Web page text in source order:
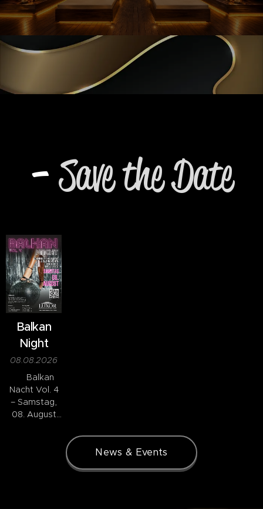
-Save the Date
Balkan
Night
08.08.2026
🇭🇷 Balkan
Nacht Vol. 4
– Samstag,
08. August
News & Events